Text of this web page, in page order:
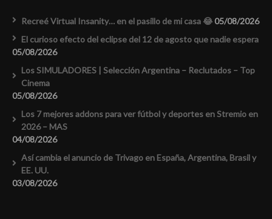
Recreé Virtual Insanity… en el pasillo de mi casa 😂05/08/2026
El curioso efecto del eclipse del 12 de agosto que nadie espera
05/08/2026
Los SIMULADORES | Selección Argentina – Reclutados – Top
Cinema
05/08/2026
Los 7 mejores addons para ver fútbol y deportes en Stremio en
2026 – MAS
04/08/2026
Así cambia el anuncio de Trivago en España, Argentina, Brasil y
EE. UU.
03/08/2026